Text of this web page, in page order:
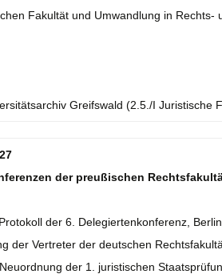
Fakultät und Umwandlung in Rechts-
Greifswald (2.5./I Juristische
der preußischen
der 6. Delegiertenkonferenz,
der Vertreter der deutschen
der 1. juristischen